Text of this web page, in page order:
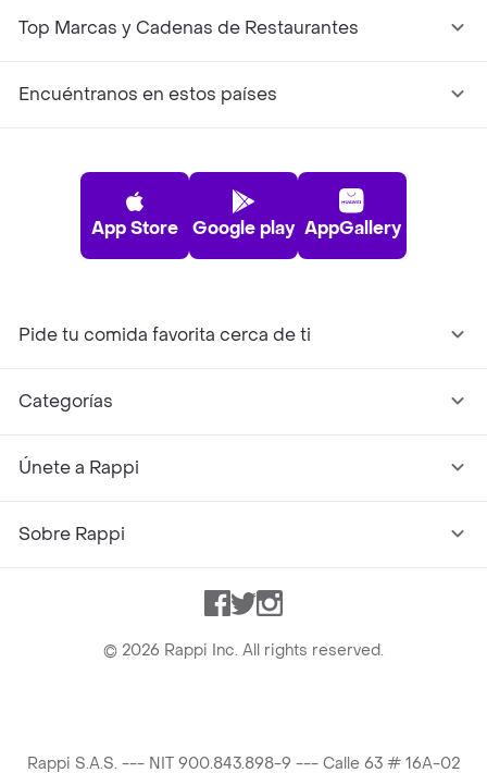
Top Marcas y Cadenas de Restaurantes
Encuéntranos en estos países
App Store Google play AppGallery
Pide tu comida favorita cerca de ti
Categorías
Únete a Rappi
Sobre Rappi
Facebook
TwitterInstagram
© 2026 Rappi Inc. All rights reserved.
Rappi S.A.S. --- NIT 900.843.898-9 --- Calle 63 # 16A-02